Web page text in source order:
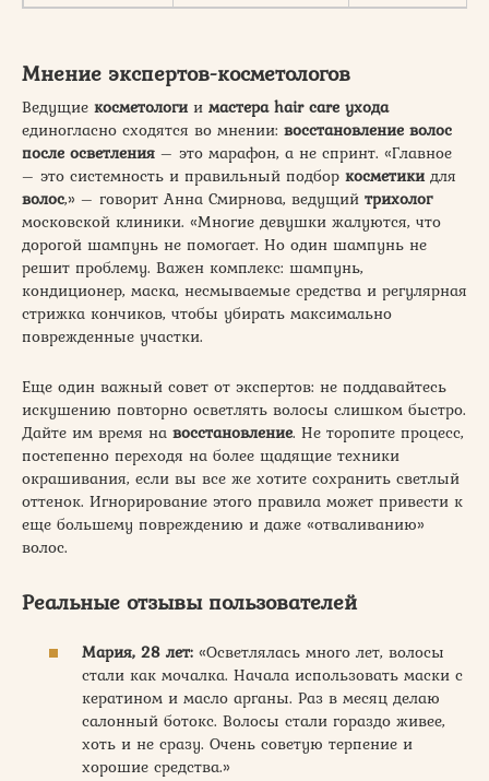
Мнение экспертов-косметологов
Ведущие косметологии мастера hair care ухода
единогласно сходятся во мнении: восстановление волос
после осветления – это марафон, а не спринт. «Главное
– это системность и правильный подбор косметикидля
волос,» – говорит Анна Смирнова, ведущий трихолог
московской клиники. «Многие девушки жалуются, что
дорогой шампунь не помогает. Но один шампунь не
решит проблему. Важен комплекс: шампунь,
кондиционер, маска, несмываемые средства и регулярная
стрижка кончиков, чтобы убирать максимально
поврежденные участки.
Еще один важный совет от экспертов: не поддавайтесь
искушению повторно осветлять волосы слишком быстро.
Дайте им время на восстановление. Не торопите процесс,
постепенно переходя на более щадящие техники
окрашивания, если вы все же хотите сохранить светлый
оттенок. Игнорирование этого правила может привести к
еще большему повреждению и даже «отваливанию»
волос.
Реальные отзывы пользователей
Мария, 28 лет: «Осветлялась много лет, волосы
стали как мочалка. Начала использовать маски с
кератином и масло арганы. Раз в месяц делаю
салонный ботокс. Волосы стали гораздо живее,
хоть и не сразу. Очень советую терпение и
хорошие средства.»